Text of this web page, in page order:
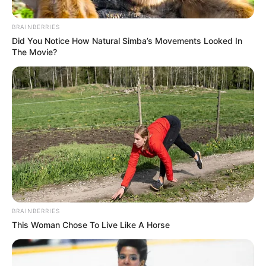
ΥΠΕΡΒΑΤΙΚΟ
Η ανύψωση στην 5η διάσταση..
Η ανύψωση στην 5η διάσταση.. Έχω γράψει πολλές φορές
αλλά και έχω εξηγήσει σε αρκετά βίντεο στο κανάλι μου, ότι
η άνοδος στην 5η διάσταση...
BRAINBERRIES
Did You Notice How Natural Simba’s Movements Looked In
The Movie?
BRAINBERRIES
This Woman Chose To Live Like A Horse